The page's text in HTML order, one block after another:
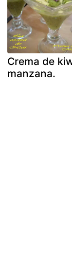
Crema de
manzana.